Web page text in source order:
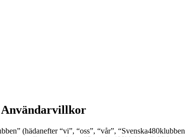
Användarvillkor
(hädanefter “vi”, “oss”, “vår”,